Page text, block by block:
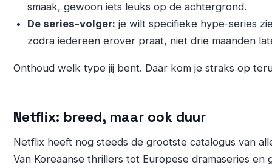
smaak, gewoon iets leuks op de achtergrond.
De series-volger: je wilt specifieke hype-series
zodra iedereen erover praat, niet drie maanden
Onthoud welk type jij bent. Daar kom je straks op
Netflix: breed, maar ook duur
Netflix heeft nog steeds de grootste catalogus van
Van Koreaanse thrillers tot Europese dramaseries en